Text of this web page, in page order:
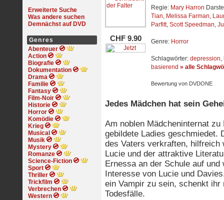
Erweiterte Suche
Was andere suchen
Demnächst auf DVD
Genres
Abenteuer
Action
Biografie
Dokumentation
Drama
Familie
Fantasy
Film-Noir
Historie
Horror
Komödie
Krieg
Musical
Musik
Mystery
Romanze
Science-Fiction
Sport
Thriller
Trickfilm
Verbrechen
Western
CHF 9.90
Regie: Mary Harron
Tian, Melissa Farman,
Parfitt, Scott Speedman,
Genre: Horror
Schlagwörter: depression,
basierend » alle
Bewertung von DVDONE
Jedes Mädchen hat sein
Am noblen Mädcheninternat
gebildete Ladies geschmiedet.
des Vaters verkraften, hilfreich
Lucie und der attraktive
Ernessa an der Schule auf
Interesse von Lucie und
ein Vampir zu sein, schenkt
Todesfälle.